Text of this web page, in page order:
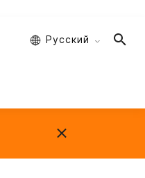
Русский